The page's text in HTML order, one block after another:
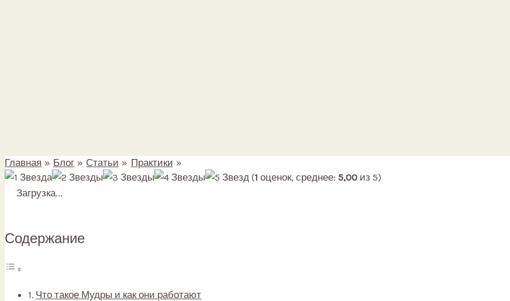
Главная Блог Статьи Практики
(1 оценок, среднее: 5,00 из 5)
Загрузка...
Содержание
Что такое Мудры и как они работают